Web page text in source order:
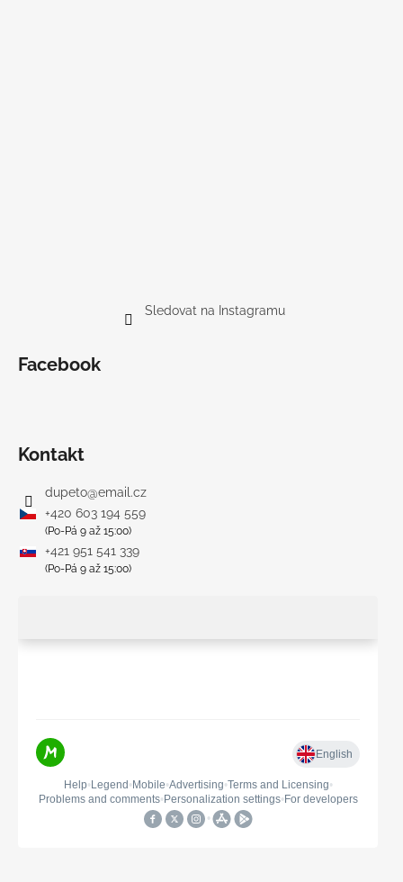
Sledovat na Instagramu
Facebook
Kontakt
dupeto@email.cz
+420 603 194 559
(Po-Pá 9 až 15:00)
+421 951 541 339
(Po-Pá 9 až 15:00)